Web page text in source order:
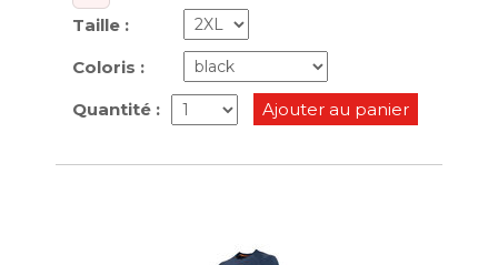
Taille :
Coloris :
Quantité : Ajouter au panier